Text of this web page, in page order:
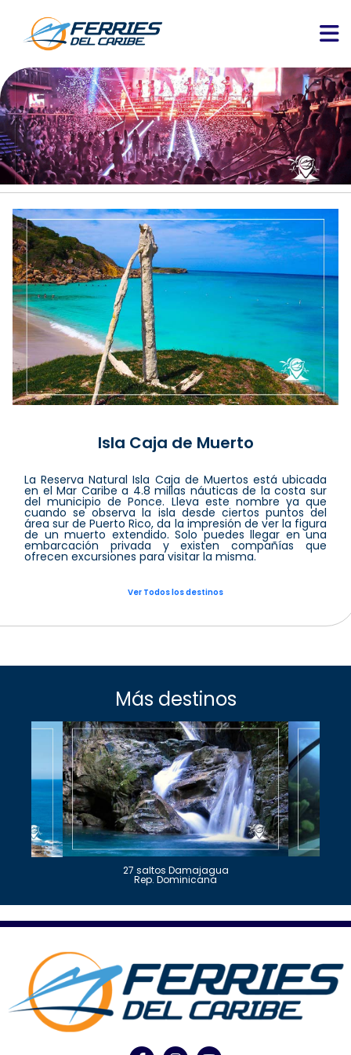
Isla Caja de Muerto
La Reserva Natural Isla Caja de Muertos está ubicada
en el Mar Caribe a 4.8 millas náuticas de la costa sur
del municipio de Ponce. Lleva este nombre ya que
cuando se observa la isla desde ciertos puntos del
área sur de Puerto Rico, da la impresión de ver la figura
de un muerto extendido. Solo puedes llegar en una
embarcación privada y existen compañías que
ofrecen excursiones para visitar la misma.
Ver Todos los destinos
Más destinos
27 saltos Damajagua
Rep. Dominicana